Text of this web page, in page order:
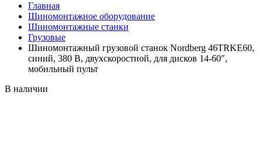
Главная
Шиномонтажное оборудование
Шиномонтажные станки
Грузовые
Шиномонтажный грузовой станок Nordberg 46TRKE60,
синий, 380 В, двухскоростной, для дисков 14-60″,
мобильный пульт
В наличии